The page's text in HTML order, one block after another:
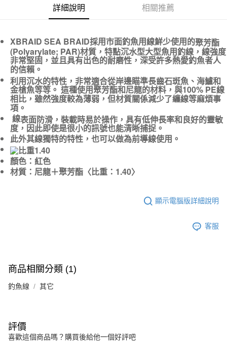
付款後全家取貨
7-11取貨付款
每筆NT$60
付款後7-11取貨
每筆NT$60，滿NT$1,900(含以上)免運費
宅配
每筆NT$130
詳細說明 相關推薦
XBRAID SEA BRAID採用市面釣魚用線鮮少使用的聚芳酯
(Polyarylate; PAR)材質，特點沉水型大型魚用釣線，線強度
非常堅固，並且具有出色的耐磨性，深受許多熱愛釣魚者人
的信賴。
利用沉水的特性，非常適合從岸邊瞄準長齒石斑魚、海鱸和
金槍魚等等。 這種使用聚芳酯和尼龍的材料，與100% PE線
相比，雖然強度較為薄弱，但材質關係減少了纏線等麻煩事
項。
線表面防滑，裝載時易於操作， 具有低伸長率和良好的靈敏
度，因此即使是很小的訊號也能清晰捕捉。
此外其線獨特的特性，也可以做為前導線使用。
顏色：紅色
材質：尼龍＋聚芳酯〈比重：1.40〉
顯示電腦版詳細說明
客服
商品相關分類 (1)
釣魚線 其它
評價
喜歡這個商品嗎？購買後給他一個好評吧